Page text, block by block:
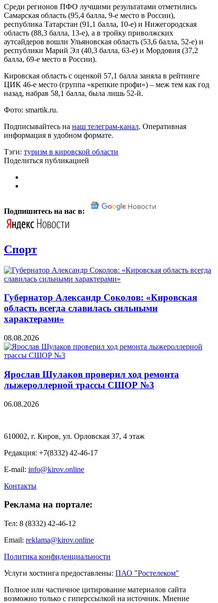
Среди регионов ПФО лучшими результатами отметились
Самарская область (95,4 балла, 9-е место в России),
республика Татарстан (91,1 балла, 10-е) и Нижегородская
область (88,3 балла, 13-е), а в тройку приволжских
аутсайдеров вошли Ульяновская область (53,6 балла, 52-е) и
республики Марий Эл (40,3 балла, 63-е) и Мордовия (37,2
балла, 69-е место в России).
Кировская область с оценкой 57,1 балла заняла в рейтинге
ЦИК 46-е место (группа «крепкие профи») – меж тем как год
назад, набрав 58,1 балла, была лишь 52-й.
Фото: smartik.ru.
Подписывайтесь на наш телеграм-канал. Оперативная
информация в удобном формате.
Тэги: туризм в кировской области
Поделиться публикацией
Подпишитесь на нас в:
Спорт
Губернатор Александр Соколов: «Кировская
область всегда славилась сильными
характерами»
08.08.2026
Ярослав Шулаков проверил ход ремонта
лыжероллерной трассы СШОР №3
06.08.2026
610002, г. Киров, ул. Орловская 37, 4 этаж
Редакция: +7(8332) 42-46-17
E-mail: info@kirov.online
Контакты
Реклама на портале:
Тел: 8 (8332) 42-46-12
Email: reklama@kirov.online
Политика конфиденциальности
Услуги хостинга предоставлены: ПАО "Ростелеком"
Полное или частичное цитирование материалов сайта
возможно только с гиперссылкой на источник. Мнение